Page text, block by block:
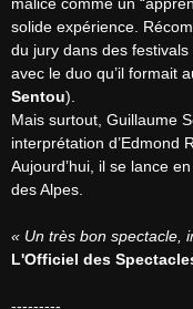
solide expérience.
du jury dans des
avec le duo qu’il formait
Sentou).
Mais surtout, Guillaume
interprétation d’Edmond
Aujourd’hui, il se lance
des Alpes.
« Un très bon spectacle,
L'Officiel des